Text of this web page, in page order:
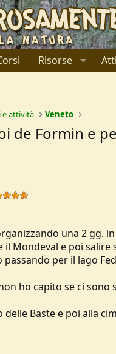
Risorse
e attività Veneto
de Formin e
una 2 gg.
il Mondeval e poi
per il lago
ho capito se ci
Baste e poi alla